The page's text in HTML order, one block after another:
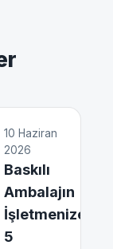
10 Haziran
2026
Baskılı
Ambalajın
İşletmenize
5